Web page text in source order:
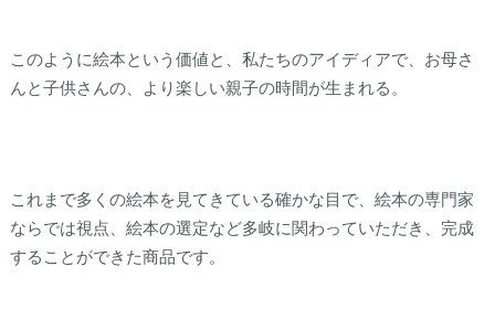
このように絵本という価値と、私たちのアイディアで、お母さ
んと子供さんの、より楽しい親子の時間が生まれる。
これまで多くの絵本を見てきている確かな目で、絵本の専門家
ならでは視点、絵本の選定など多岐に関わっていただき、完成
することができた商品です。